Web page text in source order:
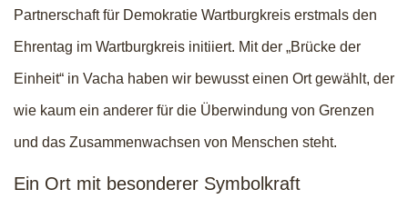
Partnerschaft für Demokratie Wartburgkreis erstmals den
Ehrentag im Wartburgkreis initiiert. Mit der „Brücke der
Einheit“ in Vacha haben wir bewusst einen Ort gewählt, der
wie kaum ein anderer für die Überwindung von Grenzen
und das Zusammenwachsen von Menschen steht.
Ein Ort mit besonderer Symbolkraft